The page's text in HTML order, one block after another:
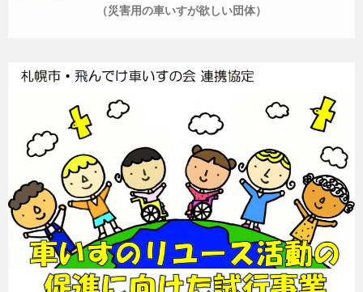
（災害用の車いすが欲しい団体）